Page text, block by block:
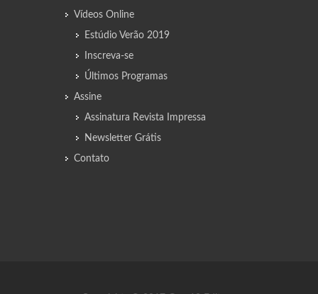
Vídeos Online
Estúdio Verão 2019
Inscreva-se
Últimos Programas
Assine
Assinatura Revista Impressa
Newsletter Grátis
Contato